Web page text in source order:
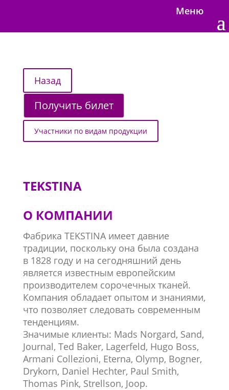
Меню
Получить билет
Участники по видам продукции
TEKSTINA
О КОМПАНИИ
Фабрика TEKSTINA имеет давние
традиции, поскольку она была создана
в 1828 году и на сегодняшний день
является известным европейским
производителем сорочечных тканей.
Компания обладает опытом и знаниями,
что позволяет следовать современным
тенденциям.
Значимые клиенты: Mads Norgard, Sand,
Journal, Ted Baker, Lagerfeld, Hugo Boss,
Armani Collezioni, Eterna, Olymp, Bogner,
Drykorn, Daniel Hechter, Paul Smith,
Thomas Pink, Strellson, Joop.